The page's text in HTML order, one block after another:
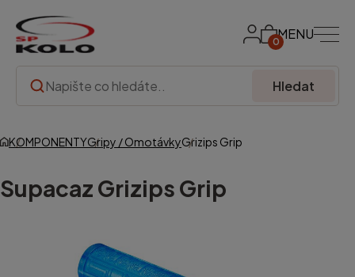
0MENU
Hledat
KOMPONENTYGripy / OmotávkyGrizips Grip
Supacaz Grizips Grip